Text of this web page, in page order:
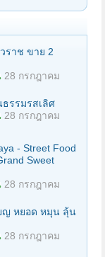
ราช ขาย 2
28 กรกฎาคม
รรมรสเลิศ
28 กรกฎาคม
- Street Food
Sweet
28 กรกฎาคม
ญ หยอด หมุน ลุ้น
28 กรกฎาคม